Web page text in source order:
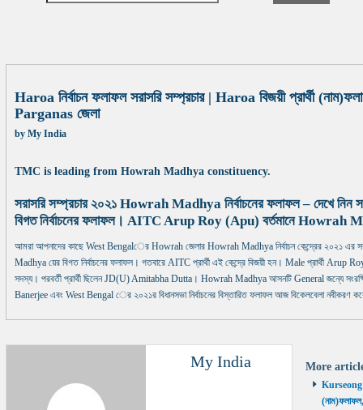
Haroa নির্বাচন ফলাফল সরাসরি সম্প্রচার | Haroa বিজয়ী প্রার্থী
Parganas জেলা
by My India
TMC is leading from Howrah Madhya constituency.
সরাসরি সম্প্রচার ২০২১ Howrah Madhya নির্বাচনের ফলাফল – দেখে
বিগত নির্বাচনের ফলাফল। AITC Arup Roy (Apu) বর্তমানে Howrah
আমরা আপনাদের কাছে West Bengalের Howrah জেলার Howrah Madhya নির্বাচন কেন্দ্রের ২০২১ এর
Madhya য়ের বিগত নির্বাচনের ফলাফল। গতবারে AITC প্রার্থী এই কেন্দ্রে বিজয়ী হন। Male প্রার্থী Arup
সদস্য। পরবর্তী প্রার্থী ছিলেন JD(U) Amitabha Dutta। Howrah Madhya আসনটি General জন্যে
Banerjee এবং West Bengal ের ২০২১র বিধানসভা নির্বাচনের বিস্তারিত ফলাফল আজ বিকেলবেলা নবীকরণ
My India More
Kurseong